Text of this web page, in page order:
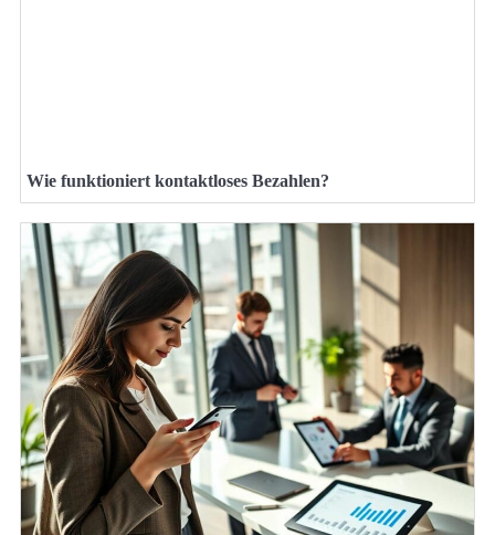
Wie funktioniert kontaktloses Bezahlen?